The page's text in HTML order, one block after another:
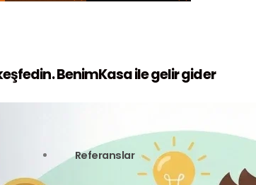
Referanslar
BenimKasa ile gelir gider